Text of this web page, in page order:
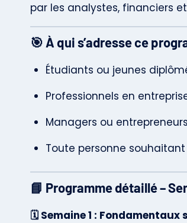
par les analystes, financiers
🎯 À qui s’adresse ce
Étudiants ou jeunes
Professionnels en
Managers ou
Toute personne
📘 Programme détaillé –
🗓️ Semaine 1 : Fondamentaux